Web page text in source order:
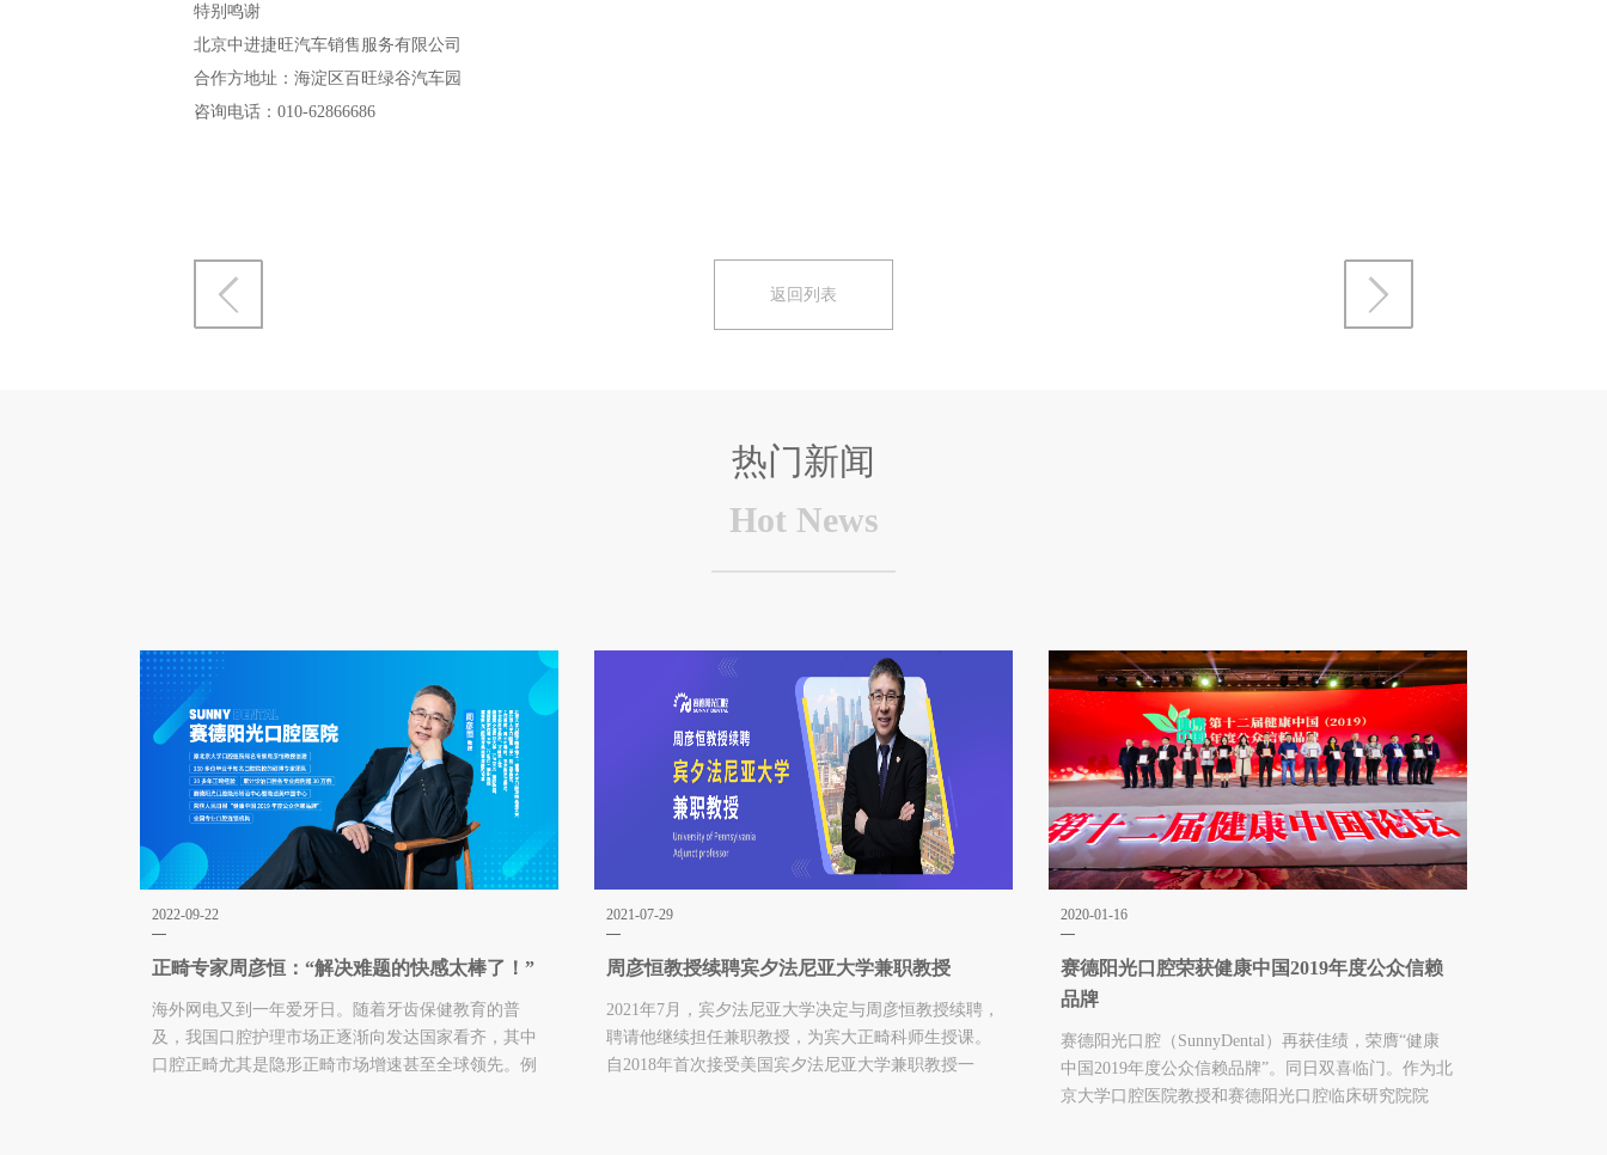
特别鸣谢
北京中进捷旺汽车销售服务有限公司
合作方地址：海淀区百旺绿谷汽车园
咨询电话：010-62866686
返回列表
热门新闻
Hot News
2022-09-22
正畸专家周彦恒：“解决难题的快感太棒了！”
海外网电又到一年爱牙日。随着牙齿保健教育的普
及，我国口腔护理市场正逐渐向发达国家看齐，其中
口腔正畸尤其是隐形正畸市场增速甚至全球领先。例
2021-07-29
周彦恒教授续聘宾夕法尼亚大学兼职教授
2021年7月，宾夕法尼亚大学决定与周彦恒教授续聘，
聘请他继续担任兼职教授，为宾大正畸科师生授课。
自2018年首次接受美国宾夕法尼亚大学兼职教授一
2020-01-16
赛德阳光口腔荣获健康中国2019年度公众信赖
品牌
赛德阳光口腔（SunnyDental）再获佳绩，荣膺“健康
中国2019年度公众信赖品牌”。同日双喜临门。作为北
京大学口腔医院教授和赛德阳光口腔临床研究院院